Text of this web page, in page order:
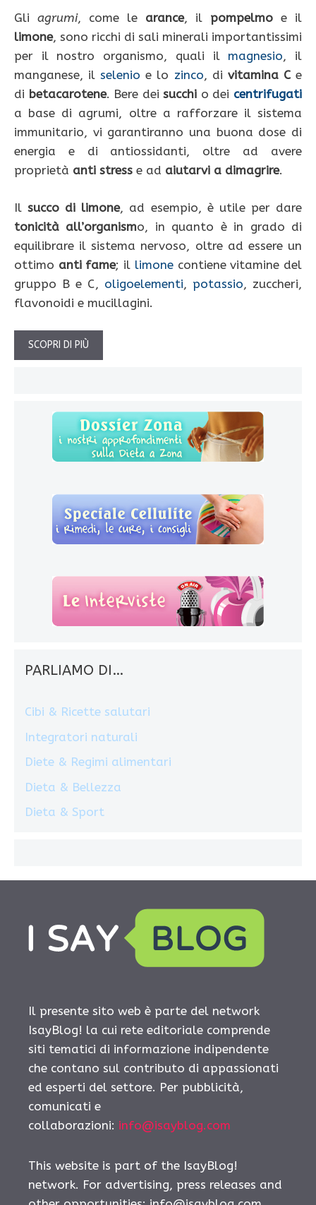
Gli agrumi, come le arance, il pompelmo e il
limone, sono ricchi di sali minerali importantissimi
per il nostro organismo, quali il magnesio, il
manganese, ilselenio e lo zinco, di vitamina Ce
di betacarotene. Bere deisucchi o dei centrifugati
a base di agrumi, oltre a rafforzare il sistema
immunitario, vi garantiranno una buona dose di
energia e di antiossidanti, oltre ad avere
proprietà anti stress e ad aiutarvi a dimagrire.
Ilsucco di limone, ad esempio, è utile per dare
tonicità all’organismo, in quanto è in grado di
equilibrare il sistema nervoso, oltre ad essere un
ottimo anti fame; il limonecontiene vitamine del
gruppo B e C, oligoelementi, potassio, zuccheri,
flavonoidi e mucillagini.
SCOPRI DI PIÙ
PARLIAMO DI…
Cibi & Ricette salutari
Integratori naturali
Diete & Regimi alimentari
Dieta & Bellezza
Dieta & Sport
Il presente sito web è parte del network
IsayBlog! la cui rete editoriale comprende
siti tematici di informazione indipendente
che contano sul contributo di appassionati
ed esperti del settore. Per pubblicità,
comunicati e
collaborazioni: info@isayblog.com
This website is part of the IsayBlog!
network. For advertising, press releases and